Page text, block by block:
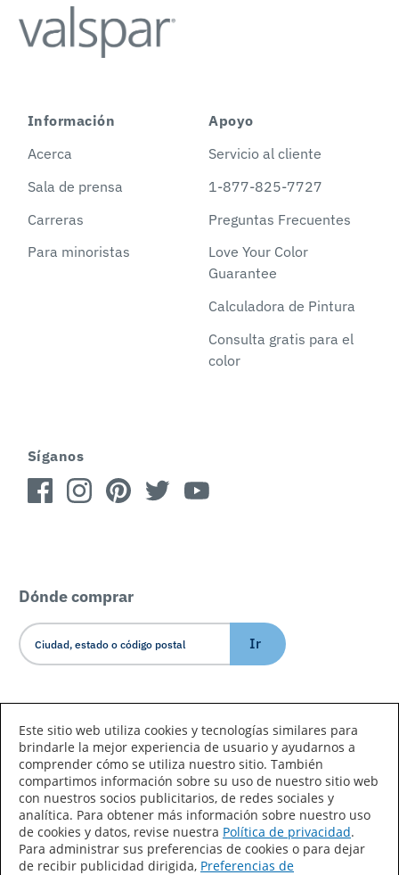
Información
Acerca
Sala de prensa
Carreras
Para minoristas
Apoyo
Servicio al cliente
1-877-825-7727
Preguntas Frecuentes
Love Your Color
Guarantee
Calculadora de Pintura
Consulta gratis para el
color
Síganos
Dónde comprar
Ir
Declaración de accesibilidad
Mapa del sitio
Términos de uso
Privacidad
Este sitio web utiliza cookies y tecnologías similares para
brindarle la mejor experiencia de usuario y ayudarnos a
comprender cómo se utiliza nuestro sitio. También
compartimos información sobre su uso de nuestro sitio web
con nuestros socios publicitarios, de redes sociales y
analítica. Para obtener más información sobre nuestro uso
de cookies y datos, revise nuestra Política de privacidad.
Para administrar sus preferencias de cookies o para dejar
de recibir publicidad dirigida, Preferencias de